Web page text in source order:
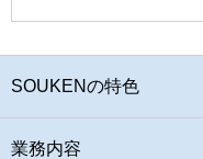
SOUKENの特色
業務内容